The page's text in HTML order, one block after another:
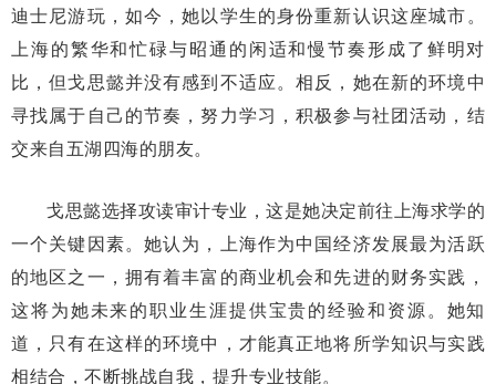
迪士尼游玩，如今，她以学生的身份重新认识这座城市。
上海的繁华和忙碌与昭通的闲适和慢节奏形成了鲜明对
比，但戈思懿并没有感到不适应。相反，她在新的环境中
寻找属于自己的节奏，努力学习，积极参与社团活动，结
交来自五湖四海的朋友。
戈思懿选择攻读审计专业，这是她决定前往上海求学的
一个关键因素。她认为，上海作为中国经济发展最为活跃
的地区之一，拥有着丰富的商业机会和先进的财务实践，
这将为她未来的职业生涯提供宝贵的经验和资源。她知
道，只有在这样的环境中，才能真正地将所学知识与实践
相结合，不断挑战自我，提升专业技能。